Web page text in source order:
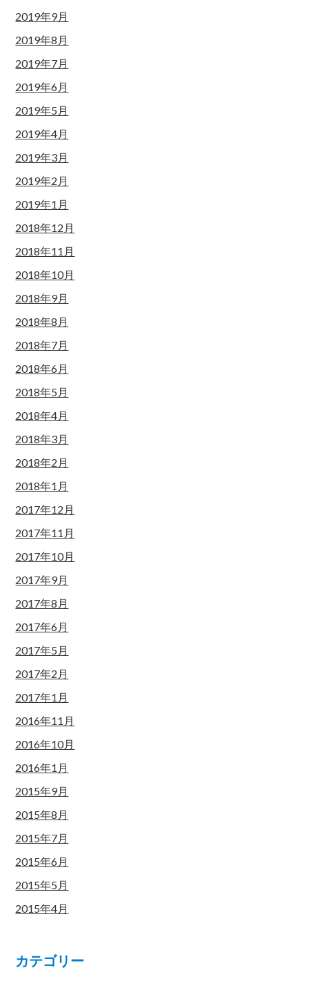
2019年9月
2019年8月
2019年7月
2019年6月
2019年5月
2019年4月
2019年3月
2019年2月
2019年1月
2018年12月
2018年11月
2018年10月
2018年9月
2018年8月
2018年7月
2018年6月
2018年5月
2018年4月
2018年3月
2018年2月
2018年1月
2017年12月
2017年11月
2017年10月
2017年9月
2017年8月
2017年6月
2017年5月
2017年2月
2017年1月
2016年11月
2016年10月
2016年1月
2015年9月
2015年8月
2015年7月
2015年6月
2015年5月
2015年4月
カテゴリー